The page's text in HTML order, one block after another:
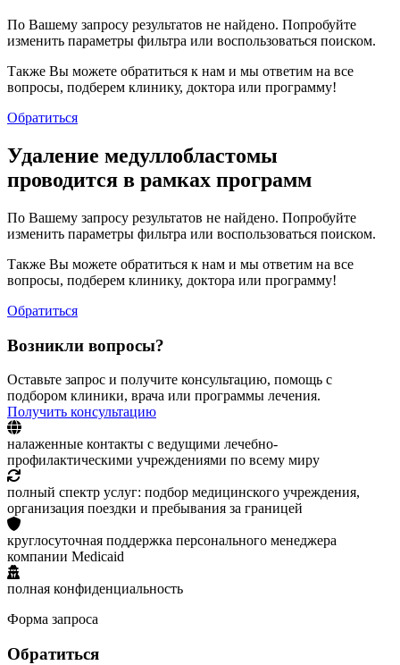
По Вашему запросу результатов не найдено. Попробуйте
изменить параметры фильтра или воспользоваться поиском.
Также Вы можете обратиться к нам и мы ответим на все
вопросы, подберем клинику, доктора или программу!
Обратиться
Удаление медуллобластомы
проводится в рамках программ
По Вашему запросу результатов не найдено. Попробуйте
изменить параметры фильтра или воспользоваться поиском.
Также Вы можете обратиться к нам и мы ответим на все
вопросы, подберем клинику, доктора или программу!
Обратиться
Возникли вопросы?
Оставьте запрос и получите консультацию, помощь с
подбором клиники, врача или программы лечения.
Получить консультацию
налаженные контакты с ведущими лечебно-
профилактическими учреждениями по всему миру
полный спектр услуг: подбор медицинского учреждения,
организация поездки и пребывания за границей
круглосуточная поддержка персонального менеджера
компании Medicaid
полная конфиденциальность
Форма запроса
Обратиться